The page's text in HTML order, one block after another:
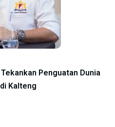
Penguatan Dunia
Kalteng